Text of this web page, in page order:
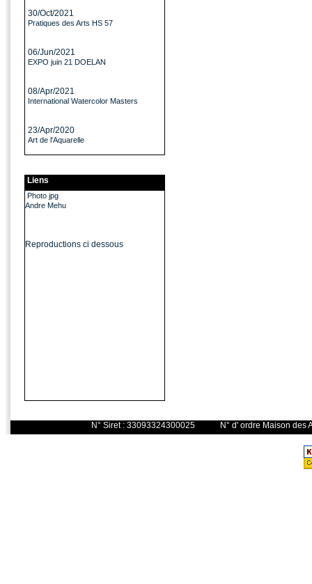
30/Oct/2021
Pratiques des Arts HS 57
06/Jun/2021
EXPO juin 21 DOELAN
08/Apr/2021
International Watercolor Masters
23/Apr/2020
Art de l'Aquarelle
Liens
Photo jpg
Andre Mehu
Reproductions ci dessous
N° Siret : 33093324300025 N° d'